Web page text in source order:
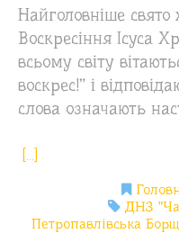
Найголовніше свято
Воскресіння Ісуса
всьому світу
воскрес!” і
слова означають
[…]
ДНЗ
Петропавлівська